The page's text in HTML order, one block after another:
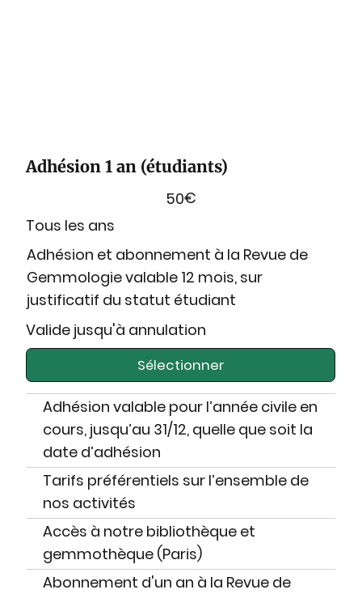
Adhésion 1 an (étudiants)
50€
Tous les ans
Adhésion et abonnement à la Revue de
Gemmologie valable 12 mois, sur
justificatif du statut étudiant
Valide jusqu'à annulation
Sélectionner
Adhésion valable pour l’année civile en
cours, jusqu’au 31/12, quelle que soit la
date d’adhésion
Tarifs préférentiels sur l’ensemble de
nos activités
Accès à notre bibliothèque et
gemmothèque (Paris)
Abonnement d'un an à la Revue de